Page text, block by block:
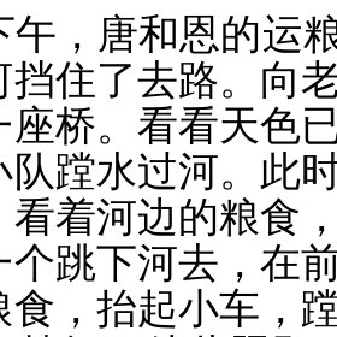
午，唐和恩的运
挡住了去路。向
座桥。看看天色
队蹚水过河。此
看着河边的粮食
个跳下河去，在
食，抬起小车，